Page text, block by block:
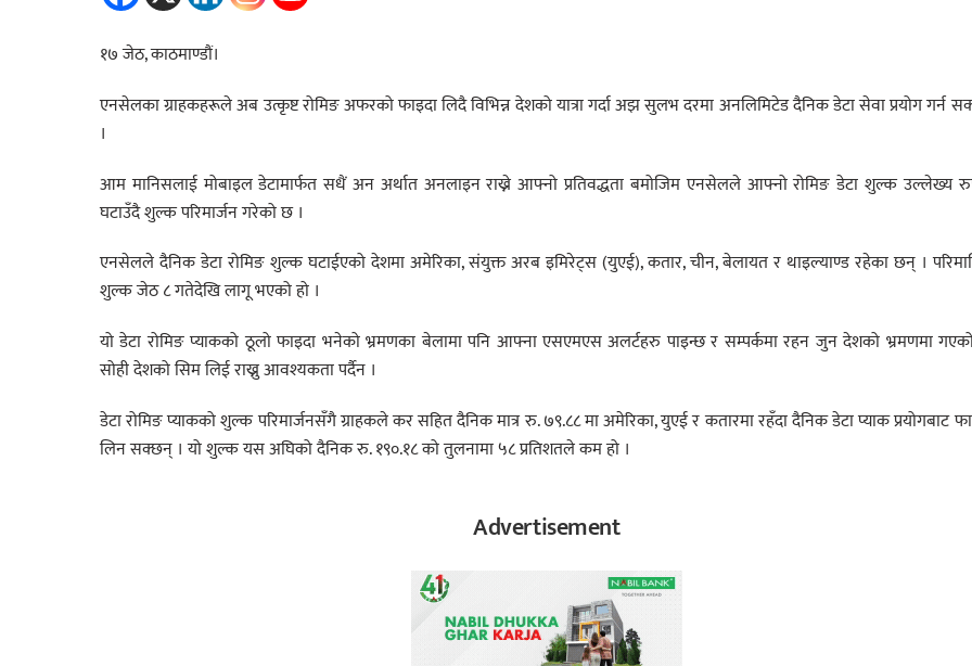
१७ जेठ, काठमाण्डौं।
एनसेलका ग्राहकहरूले अब उत्कृष्ट रोमिङ अफरको फाइदा लिदै विभिन्न देशको यात्रा गर्दा अझ सुलभ दरमा अनलिमिटेड दैनिक डेटा सेवा प्रयोग गर्न
।
आम मानिसलाई मोबाइल डेटामार्फत सधैं अन अर्थात अनलाइन राख्ने आफ्नो प्रतिवद्धता बमोजिम एनसेलले आफ्नो रोमिङ डेटा शुल्क उल्लेख्य
घटाउँदै शुल्क परिमार्जन गरेको छ ।
एनसेलले दैनिक डेटा रोमिङ शुल्क घटाईएको देशमा अमेरिका, संयुक्त अरब इमिरेट्स (युएई), कतार, चीन, बेलायत र थाइल्याण्ड रहेका छन् ।
शुल्क जेठ ८ गतेदेखि लागू भएको हो ।
यो डेटा रोमिङ प्याकको ठूलो फाइदा भनेको भ्रमणका बेलामा पनि आफ्ना एसएमएस अलर्टहरु पाइन्छ र सम्पर्कमा रहन जुन देशको भ्रमणमा
सोही देशको सिम लिई राख्नु आवश्यकता पर्दैन ।
डेटा रोमिङ प्याकको शुल्क परिमार्जनसँगै ग्राहकले कर सहित दैनिक मात्र रु. ७९.८८ मा अमेरिका, युएई र कतारमा रहँदा दैनिक डेटा प्याक प्रयोगबाट
लिन सक्छन् । यो शुल्क यस अघिको दैनिक रु. १९०.१८ को तुलनामा ५८ प्रतिशतले कम हो ।
Advertisement